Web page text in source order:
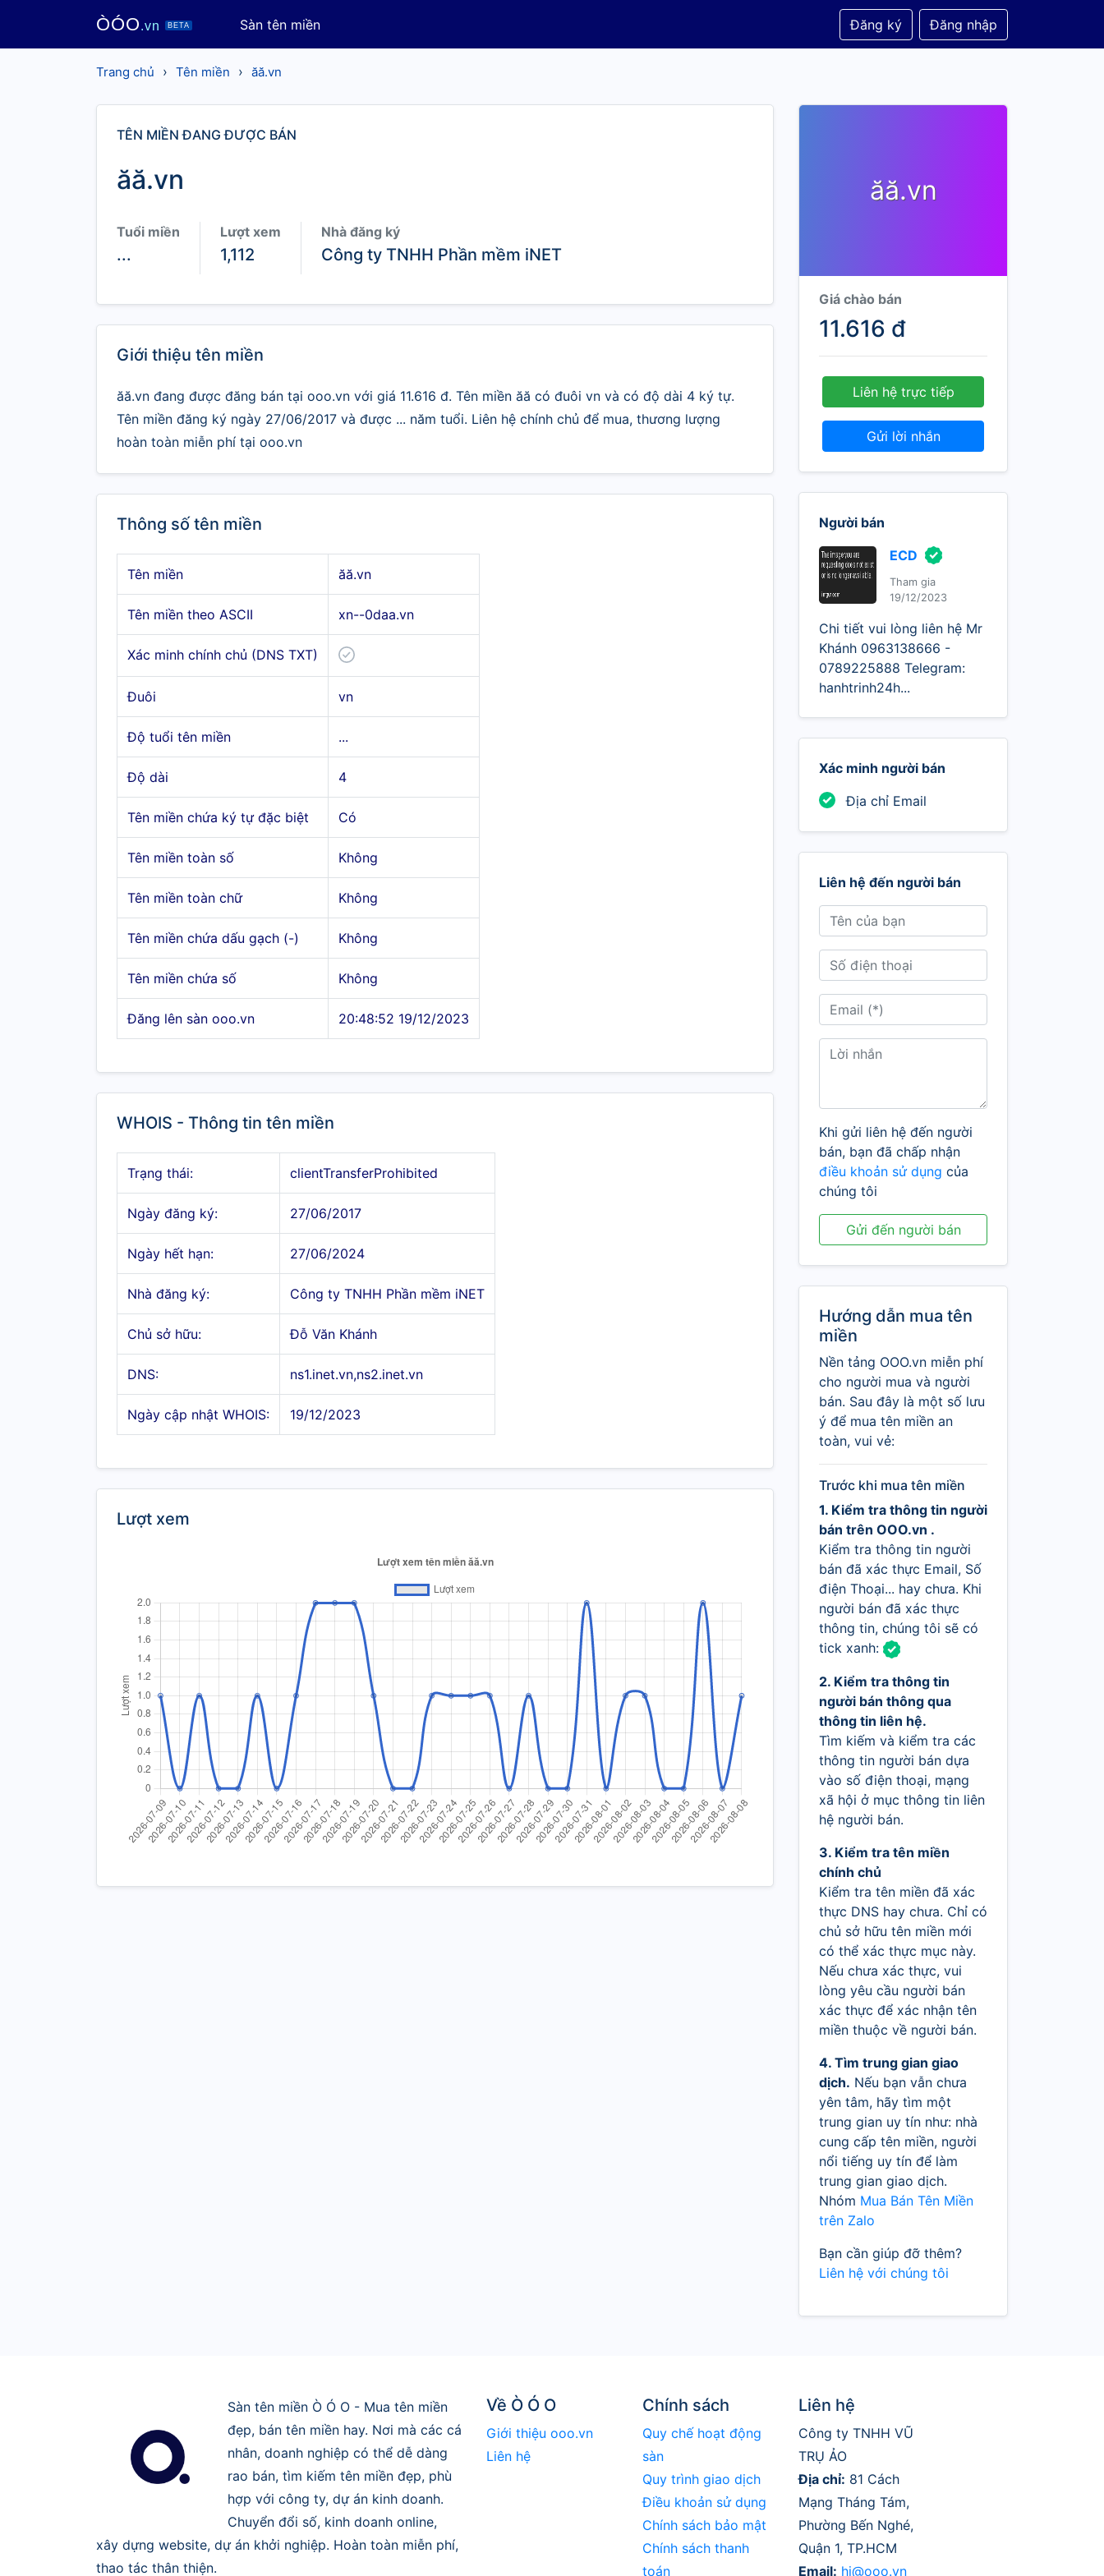
ÒÓO.vn BETA Sàn tên miền Đăng ký Đăng nhập
Trang chủ › Tên miền › ăă.vn
TÊN MIỀN ĐANG ĐƯỢC BÁN
ăă.vn
Tuổi miền
...
Lượt xem
1,112
Nhà đăng ký
Công ty TNHH Phần mềm iNET
Giới thiệu tên miền
ăă.vn đang được đăng bán tại ooo.vn với giá 11.616 đ. Tên miền ăă có đuôi vn và có độ dài 4 ký tự.
Tên miền đăng ký ngày 27/06/2017 và được ... năm tuổi. Liên hệ chính chủ để mua, thương lượng
hoàn toàn miễn phí tại ooo.vn
Thông số tên miền
Tên miền ăă.vn
Tên miền theo ASCII xn--0daa.vn
Xác minh chính chủ (DNS TXT)
Đuôi vn
Độ tuổi tên miền ...
Độ dài 4
Tên miền chứa ký tự đặc biệt Có
Tên miền toàn số Không
Tên miền toàn chữ Không
Tên miền chứa dấu gạch (-) Không
Tên miền chứa số Không
Đăng lên sàn ooo.vn 20:48:52 19/12/2023
WHOIS - Thông tin tên miền
Trạng thái: clientTransferProhibited
Ngày đăng ký: 27/06/2017
Ngày hết hạn: 27/06/2024
Nhà đăng ký: Công ty TNHH Phần mềm iNET
Chủ sở hữu: Đỗ Văn Khánh
DNS: ns1.inet.vn,ns2.inet.vn
Ngày cập nhật WHOIS: 19/12/2023
Lượt xem
ăă.vn
Giá chào bán
11.616 đ
Liên hệ trực tiếp
Gửi lời nhắn
Người bán
ECD
Tham gia
19/12/2023
Chi tiết vui lòng liên hệ Mr
Khánh 0963138666 -
0789225888 Telegram:
hanhtrinh24h...
Xác minh người bán
Địa chỉ Email
Liên hệ đến người bán
Khi gửi liên hệ đến người
bán, bạn đã chấp nhận
điều khoản sử dụng của
chúng tôi
Gửi đến người bán
Hướng dẫn mua tên
miền
Nền tảng OOO.vn miễn phí
cho người mua và người
bán. Sau đây là một số lưu
ý để mua tên miền an
toàn, vui vẻ:
Trước khi mua tên miền
1. Kiểm tra thông tin người
bán trên OOO.vn .
Kiểm tra thông tin người
bán đã xác thực Email, Số
điện Thoại... hay chưa. Khi
người bán đã xác thực
thông tin, chúng tôi sẽ có
tick xanh:
2. Kiểm tra thông tin
người bán thông qua
thông tin liên hệ.
Tìm kiếm và kiểm tra các
thông tin người bán dựa
vào số điện thoại, mạng
xã hội ở mục thông tin liên
hệ người bán.
3. Kiểm tra tên miền
chính chủ
Kiểm tra tên miền đã xác
thực DNS hay chưa. Chỉ có
chủ sở hữu tên miền mới
có thể xác thực mục này.
Nếu chưa xác thực, vui
lòng yêu cầu người bán
xác thực để xác nhận tên
miền thuộc về người bán.
4. Tìm trung gian giao
dịch. Nếu bạn vẫn chưa
yên tâm, hãy tìm một
trung gian uy tín như: nhà
cung cấp tên miền, người
nổi tiếng uy tín để làm
trung gian giao dịch.
Nhóm Mua Bán Tên Miền
trên Zalo
Bạn cần giúp đỡ thêm?
Liên hệ với chúng tôi
Sàn tên miền Ò Ó O - Mua tên miền
đẹp, bán tên miền hay. Nơi mà các cá
nhân, doanh nghiệp có thể dễ dàng
rao bán, tìm kiếm tên miền đẹp, phù
hợp với công ty, dự án kinh doanh.
Chuyển đổi số, kinh doanh online,
xây dựng website, dự án khởi nghiệp. Hoàn toàn miễn phí,
thao tác thân thiện.
Về Ò Ó O
Giới thiệu ooo.vn
Liên hệ
Chính sách
Quy chế hoạt động
sàn
Quy trình giao dịch
Điều khoản sử dụng
Chính sách bảo mật
Chính sách thanh
toán
Liên hệ
Công ty TNHH VŨ
TRỤ ẢO
Địa chỉ: 81 Cách
Mạng Tháng Tám,
Phường Bến Nghé,
Quận 1, TP.HCM
Email: hi@ooo.vn